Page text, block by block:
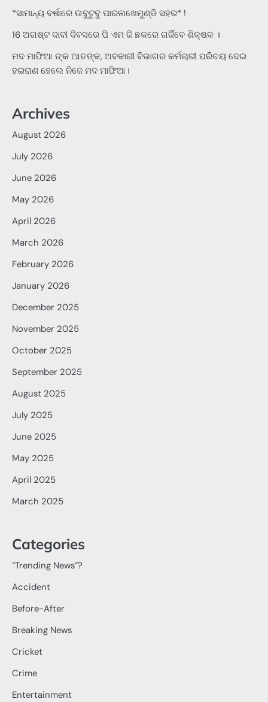
*ସାମାନ୍ୟ ବର୍ଷାରେ ଉବୁଟୁବୁ ପାରଳାଖେମୁଣ୍ଡି ସହର* !
16 ଅଗଷ୍ଟ ଦାବୀ ଦିବସରେ ପି ଏମ ଜି ଛକରେ ଗର୍ଜିବେ ଶିକ୍ଷକ ।
ମଦ ମାଫିଆ ଙ୍କ ଆତଙ୍କ, ଅବକାରୀ ବିଭାଗର କର୍ମଚାରୀ ପରିଚୟ ଦେଇ
ହଇରାଣ ହେଲେ ନିଜେ ମଦ ମାଫିଆ।
Archives
August 2026
July 2026
June 2026
May 2026
April 2026
March 2026
February 2026
January 2026
December 2025
November 2025
October 2025
September 2025
August 2025
July 2025
June 2025
May 2025
April 2025
March 2025
Categories
“Trending News”?
Accident
Before-After
Breaking News
Cricket
Crime
Entertainment